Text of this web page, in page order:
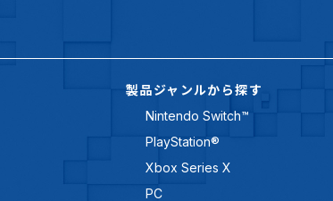
製品ジャンルから探す
Nintendo Switch™
PlayStation®
Xbox Series X
PC